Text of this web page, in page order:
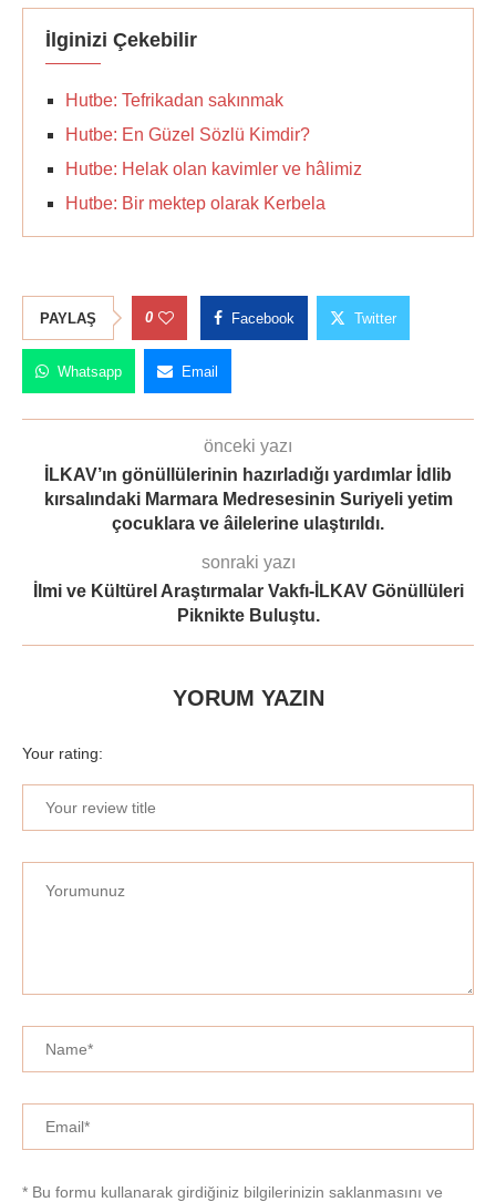
İlginizi Çekebilir
Hutbe: Tefrikadan sakınmak
Hutbe: En Güzel Sözlü Kimdir?
Hutbe: Helak olan kavimler ve hâlimiz
Hutbe: Bir mektep olarak Kerbela
PAYLAŞ 0 Facebook Twitter
Whatsapp Email
önceki yazı
İLKAV’ın gönüllülerinin hazırladığı yardımlar İdlib
kırsalındaki Marmara Medresesinin Suriyeli yetim
çocuklara ve âilelerine ulaştırıldı.
sonraki yazı
İlmi ve Kültürel Araştırmalar Vakfı-İLKAV Gönüllüleri
Piknikte Buluştu.
YORUM YAZIN
Your rating:
* Bu formu kullanarak girdiğiniz bilgilerinizin saklanmasını ve